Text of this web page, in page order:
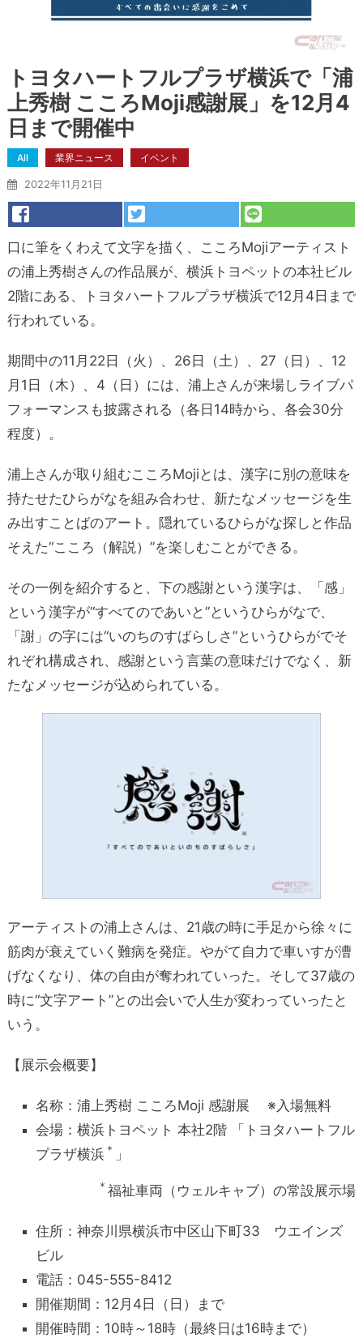
トヨタハートフルプラザ横浜で「浦
上秀樹 こころMoji感謝展」を12月4
日まで開催中
All 業界ニュース イベント
2022年11月21日
口に筆をくわえて文字を描く、こころMojiアーティスト
の浦上秀樹さんの作品展が、横浜トヨペットの本社ビル
2階にある、トヨタハートフルプラザ横浜で12月4日まで
行われている。
期間中の11月22日（火）、26日（土）、27（日）、12
月1日（木）、4（日）には、浦上さんが来場しライブパ
フォーマンスも披露される（各日14時から、各会30分
程度）。
浦上さんが取り組むこころMojiとは、漢字に別の意味を
持たせたひらがなを組み合わせ、新たなメッセージを生
み出すことばのアート。隠れているひらがな探しと作品
そえた“こころ（解説）”を楽しむことができる。
その一例を紹介すると、下の感謝という漢字は、「感」
という漢字が“すべてのであいと”というひらがなで、
「謝」の字には“いのちのすばらしさ”というひらがでそ
れぞれ構成され、感謝という言葉の意味だけでなく、新
たなメッセージが込められている。
アーティストの浦上さんは、21歳の時に手足から徐々に
筋肉が衰えていく難病を発症。やがて自力で車いすが漕
げなくなり、体の自由が奪われていった。そして37歳の
時に“文字アート”との出会いで人生が変わっていったと
いう。
【展示会概要】
名称：浦上秀樹 こころMoji 感謝展 ※入場無料
会場：横浜トヨペット 本社2階 「トヨタハートフル
プラザ横浜 ＊ 」
＊福祉車両（ウェルキャブ）の常設展示場
住所：神奈川県横浜市中区山下町33 ウエインズ
ビル
電話：045-555-8412
開催期間：12月4日（日）まで
開催時間：10時～18時（最終日は16時まで）